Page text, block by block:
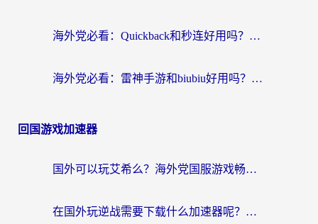
海外党必看：Quickback和秒连好用吗？3步选对回国加速器，无缝刷国内资源
海外党必看：雷神手游和biubiu好用吗？3招选对回国加速器无缝刷国内资源
回国游戏加速器
国外可以玩艾希么？海外党国服游戏畅玩终极指南（附加速器选择秘籍）
在国外玩逆战需要下载什么加速器呢？海外党亲测有效的国服游戏加速指南